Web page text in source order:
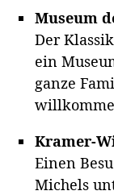
Museum
Der
ein
ganze
Kramer-
Einen
Michels